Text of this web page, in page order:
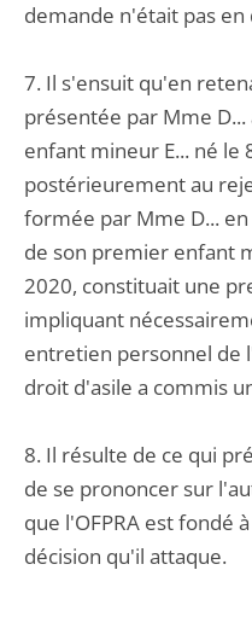
demande n'était pas
7. Il s'ensuit qu'en
présentée par Mme
enfant mineur E... né le
postérieurement au
formée par Mme D...
de son premier enfant
2020, constituait une
impliquant
entretien personnel de
droit d'asile a commis
8. Il résulte de ce qui
de se prononcer sur
que l'OFPRA est fondé
décision qu'il attaque.